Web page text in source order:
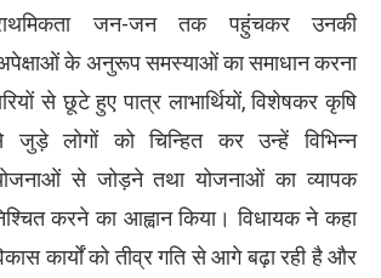
जन-जन तक पहुंचकर उनकी
के अनुरूप समस्याओं का समाधान करना
से छूटे हुए पात्र लाभार्थियों, विशेषकर कृषि
लोगों को चिन्हित कर उन्हें विभिन्न
से जोड़ने तथा योजनाओं का व्यापक
करने का आह्वान किया। विधायक ने कहा
कार्यों को तीव्र गति से आगे बढ़ा रही है और